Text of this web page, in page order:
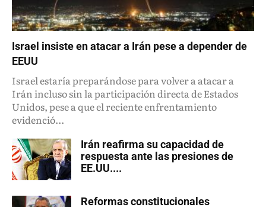
Israel insiste en atacar a Irán pese a depender de
EEUU
Israel estaría preparándose para volver a atacar a
Irán incluso sin la participación directa de Estados
Unidos, pese a que el reciente enfrentamiento
evidenció...
Irán reafirma su capacidad de
respuesta ante las presiones de
EE.UU....
Reformas constitucionales